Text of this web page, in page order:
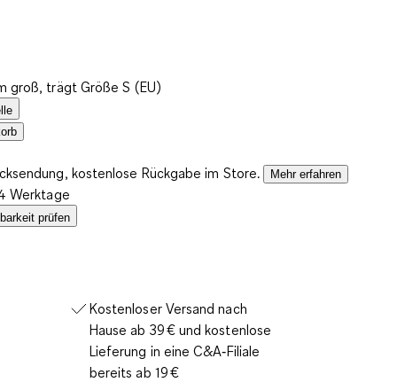
groß, trägt Größe S (EU)
kostenlose Rückgabe im Store. Mehr erfahren
Werktage
prüfen
Kostenloser Versand nach
Hause ab 39 € und kostenlose
Lieferung in eine C&A‑Filiale
bereits ab 19 €